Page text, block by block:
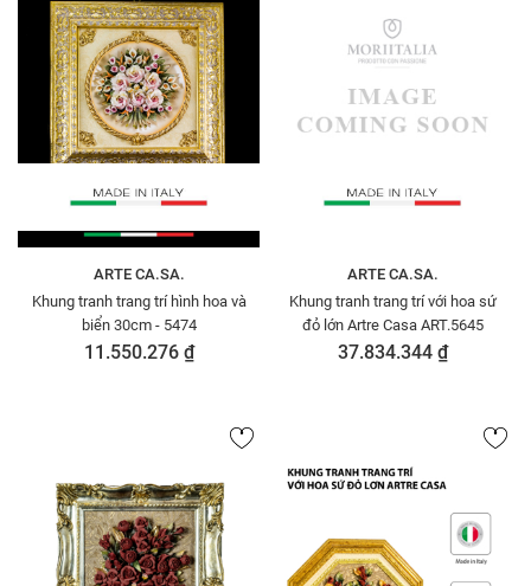
ARTE CA.SA.
Khung tranh trang trí hình hoa và
biển 30cm - 5474
11.550.276 ₫
ARTE CA.SA.
Khung tranh trang trí với hoa sứ
đỏ lớn Artre Casa ART.5645
37.834.344 ₫